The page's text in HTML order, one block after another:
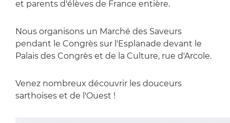
et parents d'élèves de France entière.
Nous organisons un Marché des Saveurs
pendant le Congrès sur l'Esplanade devant le
Palais des Congrès et de la Culture, rue d'Arcole.
Venez nombreux découvrir les douceurs
sarthoises et de l'Ouest !